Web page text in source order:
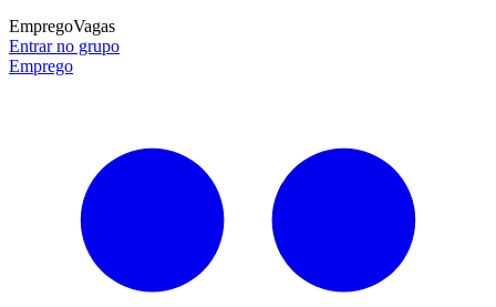
EmpregoVagas
Entrar no grupo
Emprego